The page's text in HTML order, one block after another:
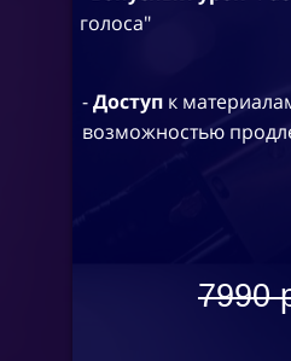
7990
-Доступк
возможностью
голоса"